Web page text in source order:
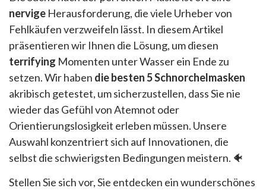
nervige Herausforderung, die viele Urheber von
Fehlkäufen verzweifeln lässt. In diesem Artikel
präsentieren wir Ihnen die Lösung, um diesen
terrifying Momenten unter Wasser ein Ende zu
setzen. Wir haben die besten 5 Schnorchelmasken
akribisch getestet, um sicherzustellen, dass Sie nie
wieder das Gefühl von Atemnot oder
Orientierungslosigkeit erleben müssen. Unsere
Auswahl konzentriert sich auf Innovationen, die
selbst die schwierigsten Bedingungen meistern. 🐠
Stellen Sie sich vor, Sie entdecken ein wunderschönes